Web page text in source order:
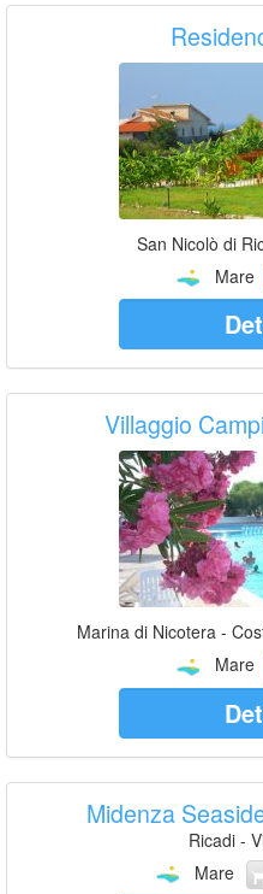
San Nicolò di
Mare
Villaggio
Marina di Nicotera -
Mare
Midenza
Ricadi -
Mare